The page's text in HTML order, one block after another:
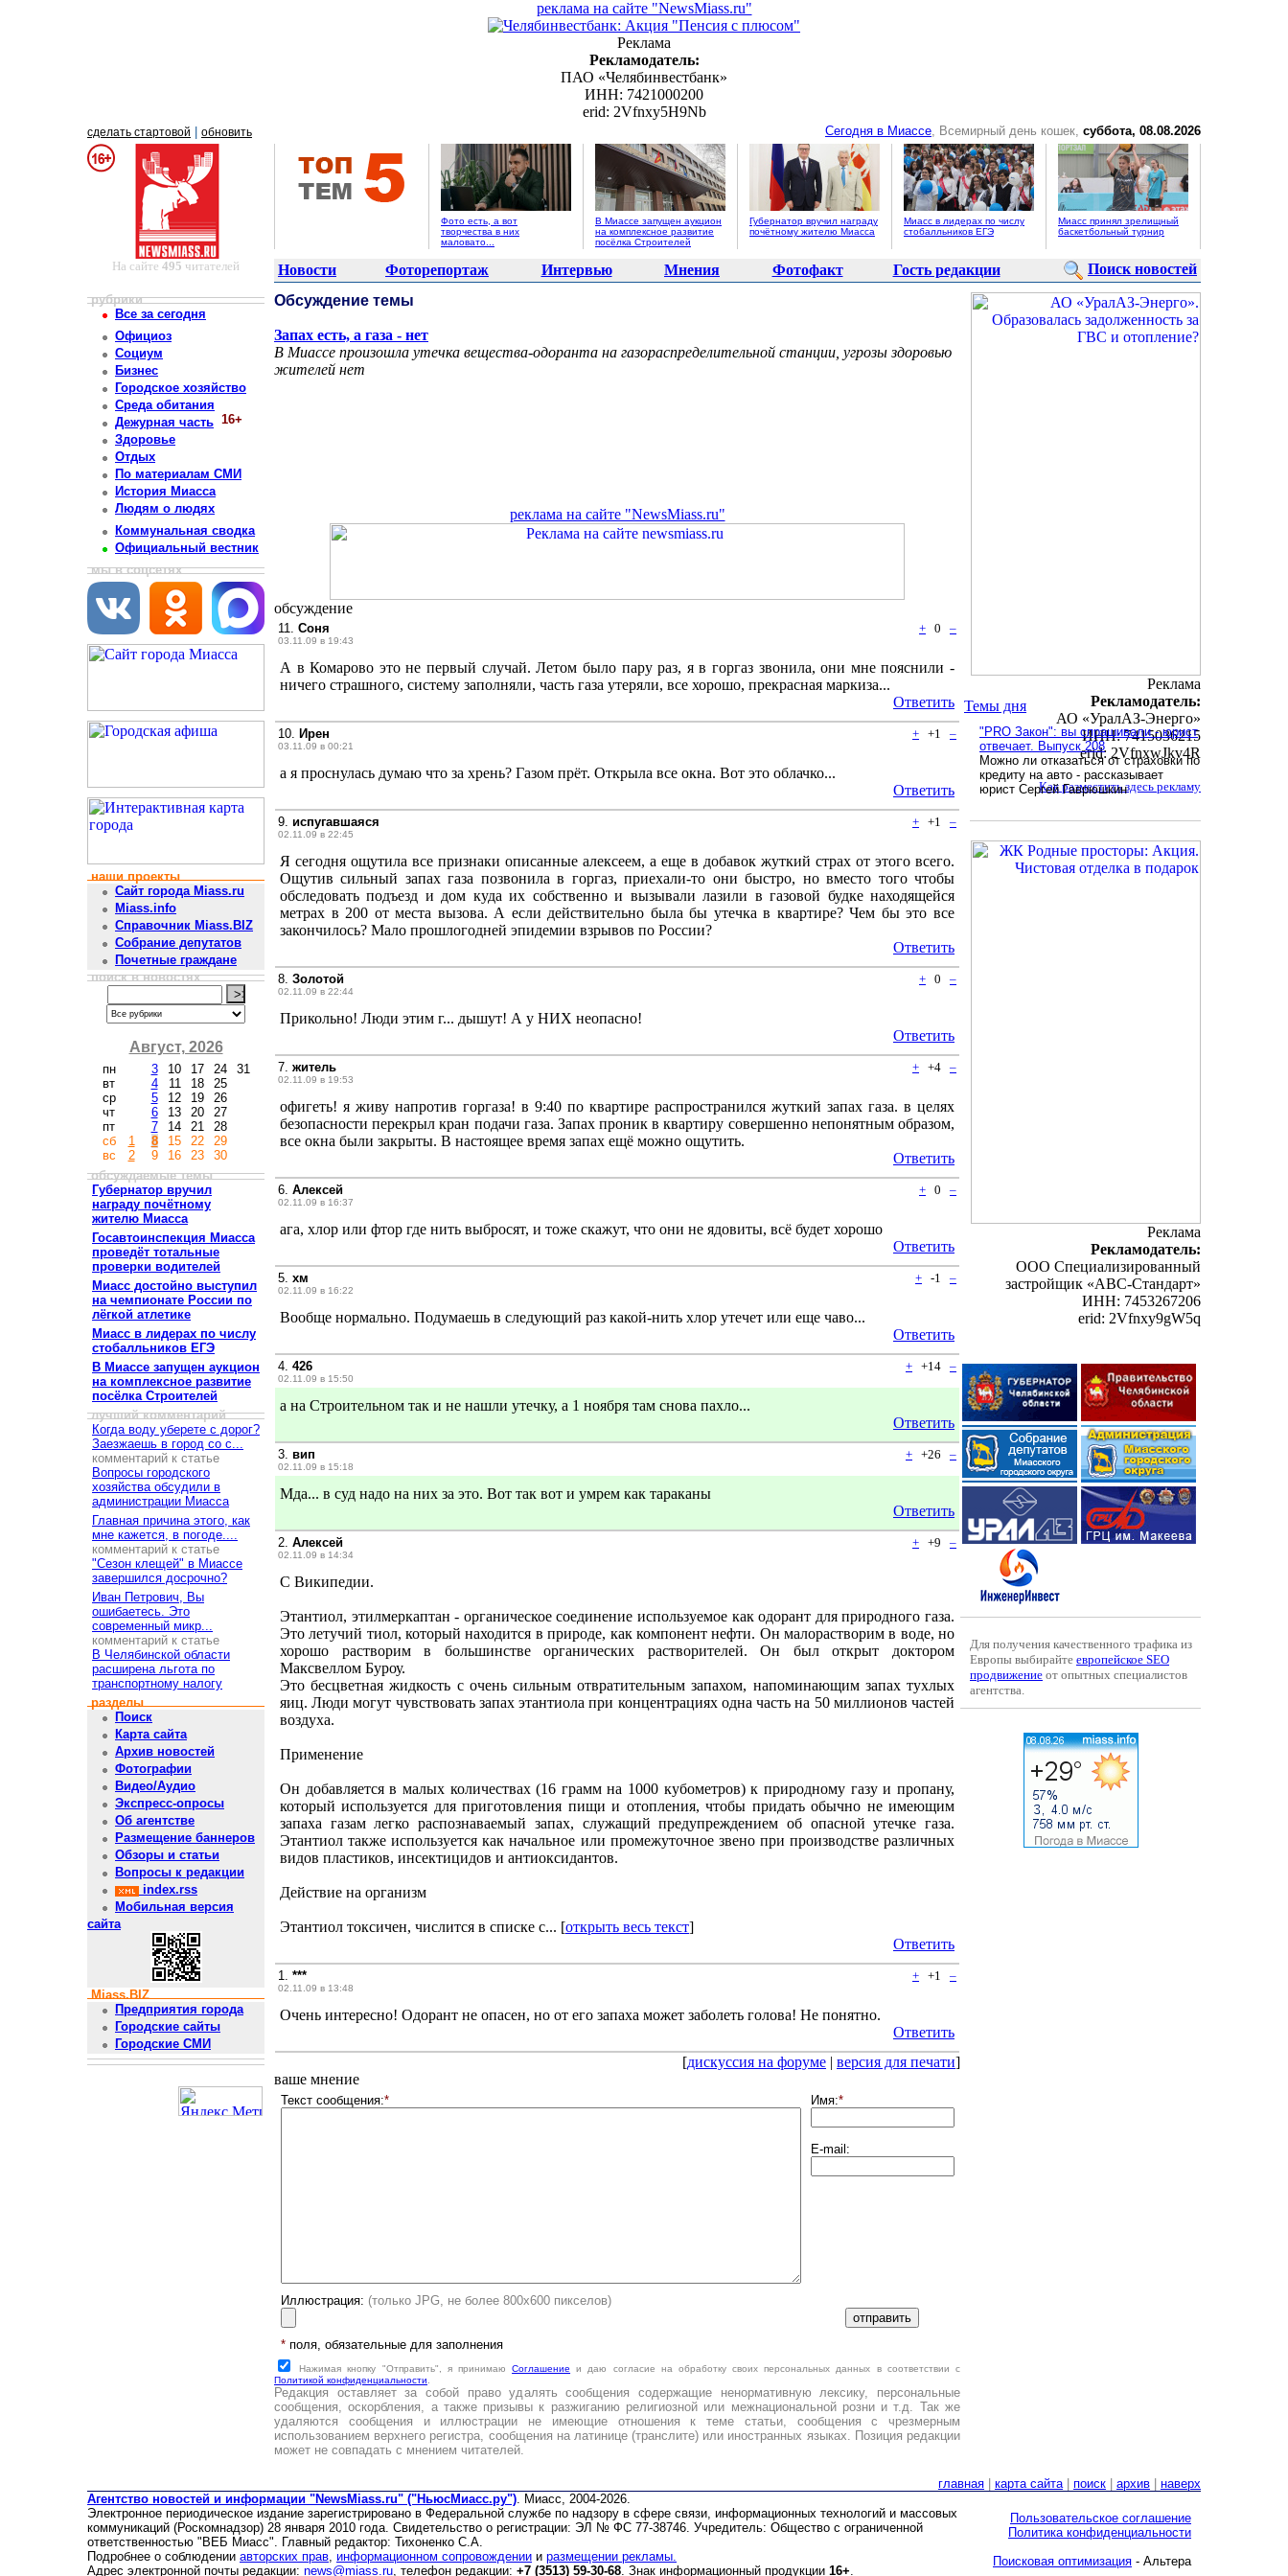
реклама на сайте "NewsMiass.ru"
Реклама
Рекламодатель:
ПАО «Челябинвестбанк»
ИНН: 7421000200
erid: 2Vfnxy5H9Nb
сделать стартовой обновить Сегодня в Миассе, Всемирный день кошек, суббота, 08.08.2026
Фото есть, а вот
творчества в них
маловато...
В Миассе запущен аукцион
на комплексное развитие
посёлка Строителей
Губернатор вручил награду
почётному жителю Миасса
Миасс в лидерах по числу
стобалльников ЕГЭ
Миасс принял зрелищный
баскетбольный турнир
На сайте 495 читателей Новости Фоторепортаж Интервью Мнения Фотофакт Гость редакции Поиск новостей
рубрики
Все за сегодня
Официоз
Социум
Бизнес
Городское хозяйство
Среда обитания
Дежурная часть 16+
Здоровье
Отдых
По материалам СМИ
История Миасса
Людям о людях
Коммунальная сводка
Официальный вестник
мы в соцсетях
наши проекты
Сайт города Miass.ru
Miass.info
Справочник Miass.BIZ
Собрание депутатов
Почетные граждане
поиск в новостях
Август, 2026
пн
вт
ср
чт
пт
сб
вс
1
2
3
4
5
6
7
8
9
10
11
12
13
14
15
16
17
18
19
20
21
22
23
24
25
26
27
28
29
30
31
обсуждаемые темы
Губернатор вручил
награду почётному
жителю Миасса
Госавтоинспекция Миасса
проведёт тотальные
проверки водителей
Миасс достойно выступил
на чемпионате России по
лёгкой атлетике
Миасс в лидерах по числу
стобалльников ЕГЭ
В Миассе запущен аукцион
на комплексное развитие
посёлка Строителей
лучший комментарий
Когда воду уберете с дорог?
Заезжаешь в город со с...
комментарий к статье
Вопросы городского
хозяйства обсудили в
администрации Миасса
Главная причина этого, как
мне кажется, в погоде....
комментарий к статье
"Сезон клещей" в Миассе
завершился досрочно?
Иван Петрович, Вы
ошибаетесь. Это
современный микр...
комментарий к статье
В Челябинской области
расширена льгота по
транспортному налогу
разделы
Поиск
Карта сайта
Архив новостей
Фотографии
Видео/Аудио
Экспресс-опросы
Об агентстве
Размещение баннеров
Обзоры и статьи
Вопросы к редакции
index.rss
Мобильная версия
сайта
Miass.BIZ
Предприятия города
Городские сайты
Городские СМИ
Обсуждение темы
Запах есть, а газа - нет
В Миассе произошла утечка вещества-одоранта на газораспределительной станции, угрозы здоровью
жителей нет
реклама на сайте "NewsMiass.ru"
обсуждение
11. Соня
03.11.09 в 19:43
+ 0 –
А в Комарово это не первый случай. Летом было пару раз, я в горгаз звонила, они мне пояснили -
ничего страшного, систему заполняли, часть газа утеряли, все хорошо, прекрасная маркиза...
Ответить
10. Ирен
03.11.09 в 00:21
+ +1 –
а я проснулась думаю что за хрень? Газом прёт. Открыла все окна. Вот это облачко...
Ответить
9. испугавшаяся
02.11.09 в 22:45
+ +1 –
Я сегодня ощутила все признаки описанные алексеем, а еще в добавок жуткий страх от этого всего.
Ощутив сильный запах газа позвонила в горгаз, приехали-то они быстро, но вместо того чтобы
обследовать подъезд и дом куда их собственно и вызывали лазили в газовой будке находящейся
метрах в 200 от места вызова. А если действительно была бы утечка в квартире? Чем бы это все
закончилось? Мало прошлогодней эпидемии взрывов по России?
Ответить
8. Золотой
02.11.09 в 22:44
+ 0 –
Прикольно! Люди этим г... дышут! А у НИХ неопасно!
Ответить
7. житель
02.11.09 в 19:53
+ +4 –
офигеть! я живу напротив горгаза! в 9:40 по квартире распространился жуткий запах газа. в целях
безопасности перекрыл кран подачи газа. Запах проник в квартиру совершенно непонятным образом,
все окна были закрыты. В настоящее время запах ещё можно ощутить.
Ответить
6. Алексей
02.11.09 в 16:37
+ 0 –
ага, хлор или фтор где нить выбросят, и тоже скажут, что они не ядовиты, всё будет хорошо
Ответить
5. хм
02.11.09 в 16:22
+ -1 –
Вообще нормально. Подумаешь в следующий раз какой-нить хлор утечет или еще чаво...
Ответить
4. 426
02.11.09 в 15:50
+ +14 –
а на Строительном так и не нашли утечку, а 1 ноября там снова пахло...
Ответить
3. вип
02.11.09 в 15:18
+ +26 –
Мда... в суд надо на них за это. Вот так вот и умрем как тараканы
Ответить
2. Алексей
02.11.09 в 14:34
+ +9 –
С Википедии.
Этантиол, этилмеркаптан - органическое соединение используемое как одорант для природного газа.
Это летучий тиол, который находится в природе, как компонент нефти. Он малорастворим в воде, но
хорошо растворим в большинстве органических растворителей. Он был открыт доктором
Максвеллом Буроу.
Это бесцветная жидкость с очень сильным отвратительным запахом, напоминающим запах тухлых
яиц. Люди могут чувствовать запах этантиола при концентрациях одна часть на 50 миллионов частей
воздуха.
Применение
Он добавляется в малых количествах (16 грамм на 1000 кубометров) к природному газу и пропану,
который используется для приготовления пищи и отопления, чтобы придать обычно не имеющим
запаха газам легко распознаваемый запах, служащий предупреждением об опасной утечке газа.
Этантиол также используется как начальное или промежуточное звено при производстве различных
видов пластиков, инсектицидов и антиоксидантов.
Действие на организм
Этантиол токсичен, числится в списке с... [открыть весь текст]
Ответить
1. ***
02.11.09 в 13:48
+ +1 –
Очень интересно! Одорант не опасен, но от его запаха может заболеть голова! Не понятно.
Ответить
[дискуссия на форуме | версия для печати]
ваше мнение
Текст сообщения:* Имя:*
E-mail:
Иллюстрация: (только JPG, не более 800х600 пикселов)
*поля, обязательные для заполнения
Нажимая кнопку "Отправить", я принимаюCоглашение и даю согласие на обработку своих персональных данных в соответствии с
Политикой конфиденциальности
Редакция оставляет за собой право удалять сообщения содержащие ненормативную лексику, персональные
сообщения, оскорбления, а также призывы к разжиганию религиозной или межнациональной розни и т.д. Так же
удаляются сообщения и иллюстрации не имеющие отношения к теме статьи, сообщения с чрезмерным
использованием верхнего регистра, сообщения на латинице (транслите) или иностранных языках. Позиция редакции
может не совпадать с мнением читателей.
Реклама
Рекламодатель:
АО «УралАЗ-Энерго»
ИНН: 7415036215
erid: 2VfnxwJkv4R
Как разместить здесь рекламу
Темы дня
"PRO Закон": вы спрашивали - юрист
отвечает. Выпуск 208
Можно ли отказаться от страховки по
кредиту на авто - рассказывает
юрист Сергей Гаврюшкин
Реклама
Рекламодатель:
ООО Специализированный
застройщик «АВС-Стандарт»
ИНН: 7453267206
erid: 2Vfnxy9gW5q
Для получения качественного трафика из
Европы выбирайте европейское SEO
продвижение от опытных специалистов
агентства.
главная карта сайта| поиск архив
наверх
Агентство новостей и информации "NewsMiass.ru" ("НьюсМиасс.ру"). Миасс, 2004-2026.
Электронное периодическое издание зарегистрировано в Федеральной службе по надзору в сфере связи, информационных технологий и массовых
коммуникаций (Роскомнадзор) 28 января 2010 года. Свидетельство о регистрации: ЭЛ № ФС 77-38746. Учредитель: Общество с ограниченной
ответственностью "ВЕБ Миасс". Главный редактор: Тихоненко С.А.
Подробнее о соблюдении авторских прав, информационном сопровождении и размещении рекламы.
Адрес электронной почты редакции: news@miass.ru, телефон редакции: +7 (3513) 59-30-68. Знак информационный продукции 16+.
Пользовательское соглашение
Политика конфиденциальности
Поисковая оптимизация - Альтера